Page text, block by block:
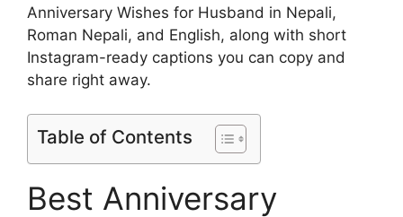
Anniversary Wishes for Husband in Nepali,
Roman Nepali, and English, along with short
Instagram-ready captions you can copy and
share right away.
Table of Contents
Best Anniversary